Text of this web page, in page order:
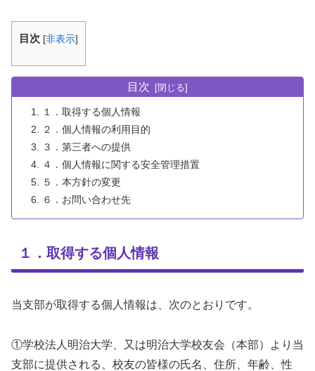
目次 [非表示]
目次
１．取得する個人情報
２．個人情報の利用目的
３．第三者への提供
４．個人情報に関する安全管理措置
５．本方針の変更
６．お問い合わせ先
１．取得する個人情報
当支部が取得する個人情報は、次のとおりです。
①学校法人明治大学、又は明治大学校友会（本部）より当
支部に提供される、校友の皆様の氏名、住所、年齢、性